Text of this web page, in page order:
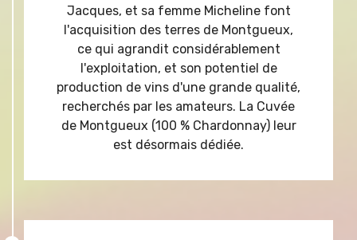
Jacques, et sa femme Micheline font
l'acquisition des terres de Montgueux,
ce qui agrandit considérablement
l'exploitation, et son potentiel de
production de vins d'une grande qualité,
recherchés par les amateurs. La Cuvée
de Montgueux (100 % Chardonnay) leur
est désormais dédiée.